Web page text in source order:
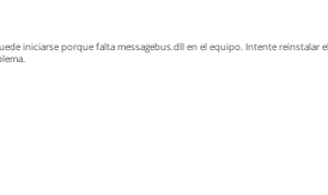
iniciarse porque falta messagebus.dll en el equipo. Intente reinstalar